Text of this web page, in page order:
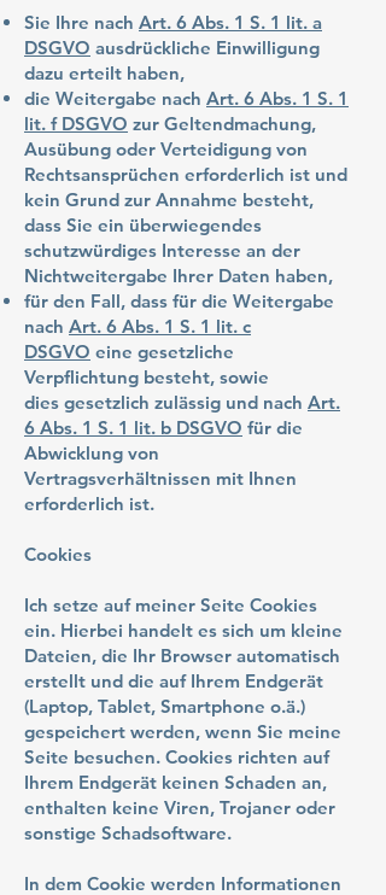
Sie Ihre nach Art. 6 Abs. 1 S. 1 lit. a
DSGVO ausdrückliche Einwilligung
dazu erteilt haben,
die Weitergabe nach Art. 6 Abs. 1 S. 1
lit. f DSGVO zur Geltendmachung,
Ausübung oder Verteidigung von
Rechtsansprüchen erforderlich ist und
kein Grund zur Annahme besteht,
dass Sie ein überwiegendes
schutzwürdiges Interesse an der
Nichtweitergabe Ihrer Daten haben,
für den Fall, dass für die Weitergabe
nach Art. 6 Abs. 1 S. 1 lit. c
DSGVO eine gesetzliche
Verpflichtung besteht, sowie
dies gesetzlich zulässig und nach Art.
6 Abs. 1 S. 1 lit. b DSGVO für die
Abwicklung von
Vertragsverhältnissen mit Ihnen
erforderlich ist.
Cookies
Ich setze auf meiner Seite Cookies
ein. Hierbei handelt es sich um kleine
Dateien, die Ihr Browser automatisch
erstellt und die auf Ihrem Endgerät
(Laptop, Tablet, Smartphone o.ä.)
gespeichert werden, wenn Sie meine
Seite besuchen. Cookies richten auf
Ihrem Endgerät keinen Schaden an,
enthalten keine Viren, Trojaner oder
sonstige Schadsoftware.
In dem Cookie werden Informationen